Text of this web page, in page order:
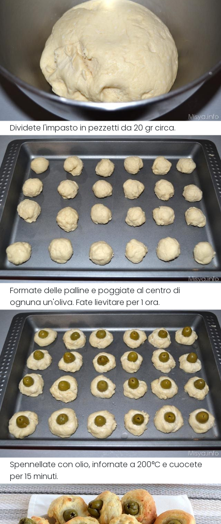
Dividete l'impasto in pezzetti da 20 gr circa.
Formate delle palline e poggiate al centro di
ognuna un'oliva. Fate lievitare per 1 ora.
Spennellate con olio, infornate a 200°C e cuocete
per 15 minuti.